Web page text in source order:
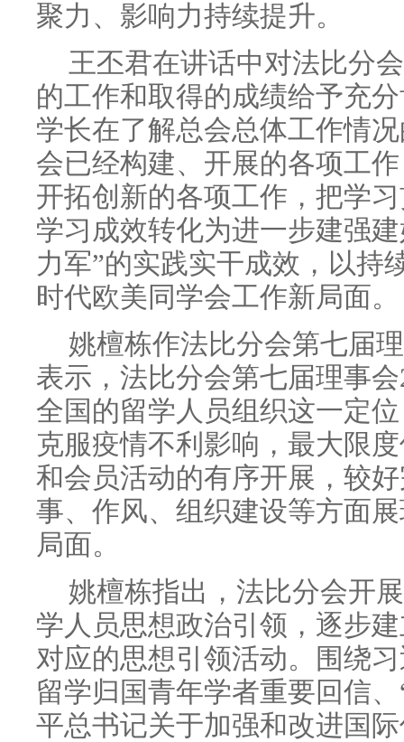
聚力、影响力持续提升。
王丕君在讲话中对法比分
的工作和取得的成绩给予充
学长在了解总会总体工作情
会已经构建、开展的各项工
开拓创新的各项工作，把学
学习成效转化为进一步建强
力军”的实践实干成效，以持
时代欧美同学会工作新局面。
姚檀栋作法比分会第七届
表示，法比分会第七届理事
全国的留学人员组织这一定
克服疫情不利影响，最大限
和会员活动的有序开展，较
事、作风、组织建设等方面
局面。
姚檀栋指出，法比分会开
学人员思想政治引领，逐步
对应的思想引领活动。围绕
留学归国青年学者重要回信
平总书记关于加强和改进国